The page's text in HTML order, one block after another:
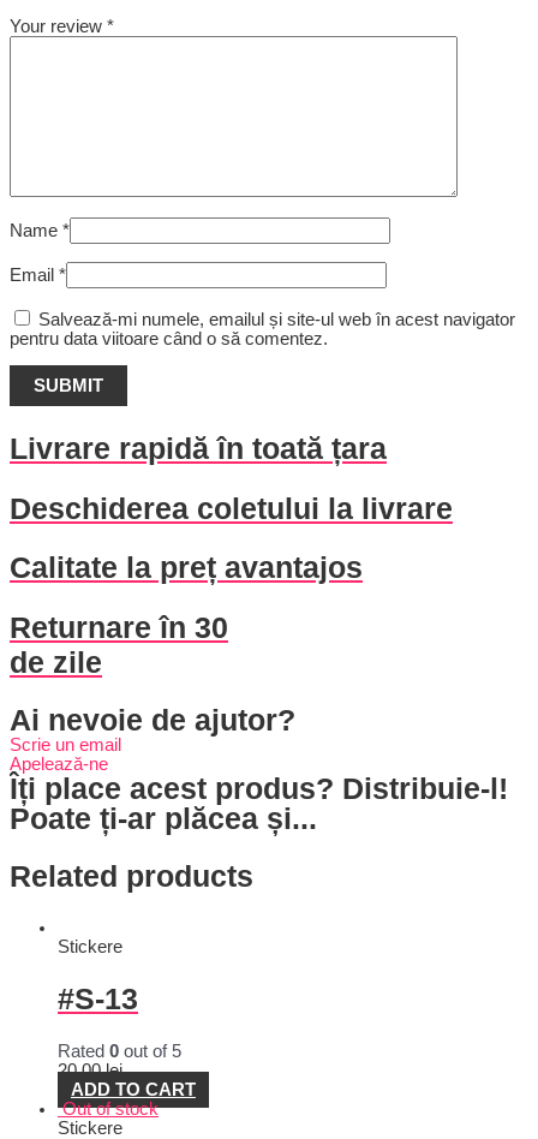
Your review *
Name *
Email *
Salvează-mi numele, emailul și site-ul web în acest navigator
pentru data viitoare când o să comentez.
Livrare rapidă în toată țara
Deschiderea coletului la livrare
Calitate la preț avantajos
Returnare în 30
de zile
Ai nevoie de ajutor?
Scrie un email
Apelează-ne
Îți place acest produs? Distribuie-l!
Poate ți-ar plăcea și...
Related products
Stickere
#S-13
Rated 0 out of 5
20,00lei
ADD TO CART
Out of stock
Stickere